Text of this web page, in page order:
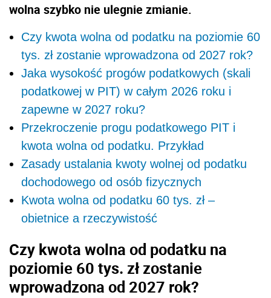
wolna szybko nie ulegnie zmianie.
Czy kwota wolna od podatku na poziomie 60
tys. zł zostanie wprowadzona od 2027 rok?
Jaka wysokość progów podatkowych (skali
podatkowej w PIT) w całym 2026 roku i
zapewne w 2027 roku?
Przekroczenie progu podatkowego PIT i
kwota wolna od podatku. Przykład
Zasady ustalania kwoty wolnej od podatku
dochodowego od osób fizycznych
Kwota wolna od podatku 60 tys. zł –
obietnice a rzeczywistość
Czy kwota wolna od podatku na
poziomie 60 tys. zł zostanie
wprowadzona od 2027 rok?